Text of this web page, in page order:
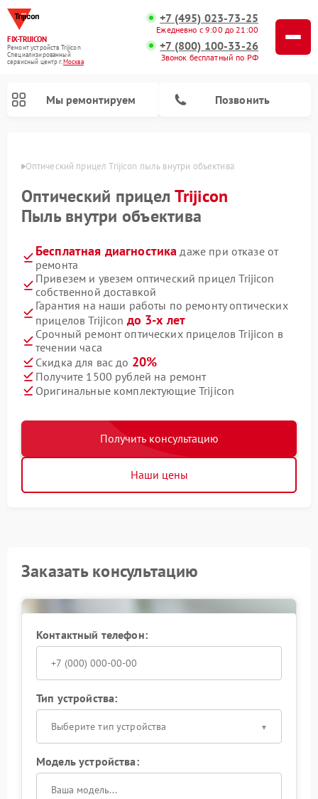
FIX-TRIJICON
Ремонт устройств Trijicon
Специализированный
cервисный центр г.Москва
+7 (495) 023-73-25
Ежедневно с 9:00 до 21:00
+7 (800) 100-33-26
Звонок бесплатный по РФ
Мы ремонтируем Позвонить
Оптический прицел Trijicon пыль внутри объектива
Оптический прицелTrijicon
Пыль внутри объектива
Бесплатная диагностика даже при отказе от
ремонта
Привезем и увезем оптический прицел Trijicon
собственной доставкой
Гарантия на наши работы по ремонту оптических
прицелов Trijicon до 3-х лет
Срочный ремонт оптических прицелов Trijicon в
течении часа
Скидка для вас до 20%
Получите 1500 рублей на ремонт
Оригинальные комплектующие Trijicon
Получить консультацию
Наши цены
Заказать консультацию
Контактный телефон:
Тип устройства:
Выберите тип устройства
Модель устройства: